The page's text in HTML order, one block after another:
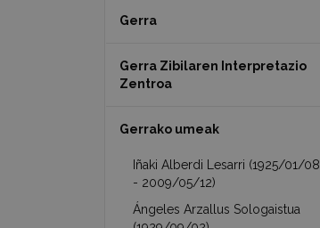
Gerra
Gerra Zibilaren Interpretazio
Zentroa
Gerrako umeak
Iñaki Alberdi Lesarri (1925/01/08
- 2009/05/12)
Ángeles Arzallus Sologaistua